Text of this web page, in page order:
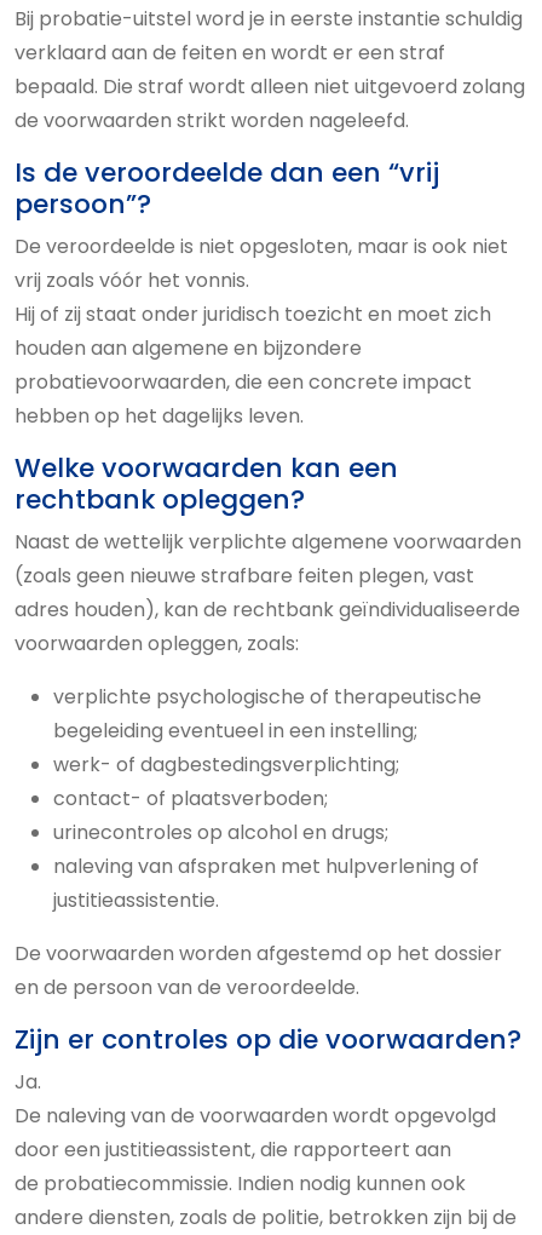
Bij probatie-uitstel word je in eerste instantie schuldig
verklaard aan de feiten en wordt er een straf
bepaald. Die straf wordt alleen niet uitgevoerd zolang
de voorwaarden strikt worden nageleefd.
Is de veroordeelde dan een “vrij
persoon”?
De veroordeelde is niet opgesloten, maar is ook niet
vrij zoals vóór het vonnis.
Hij of zij staat onder juridisch toezicht en moet zich
houden aan algemene en bijzondere
probatievoorwaarden, die een concrete impact
hebben op het dagelijks leven.
Welke voorwaarden kan een
rechtbank opleggen?
Naast de wettelijk verplichte algemene voorwaarden
(zoals geen nieuwe strafbare feiten plegen, vast
adres houden), kan de rechtbank geïndividualiseerde
voorwaarden opleggen, zoals:
verplichte psychologische of therapeutische
begeleiding eventueel in een instelling;
werk- of dagbestedingsverplichting;
contact- of plaatsverboden;
urinecontroles op alcohol en drugs;
naleving van afspraken met hulpverlening of
justitieassistentie.
De voorwaarden worden afgestemd op het dossier
en de persoon van de veroordeelde.
Zijn er controles op die voorwaarden?
Ja.
De naleving van de voorwaarden wordt opgevolgd
door een justitieassistent, die rapporteert aan
de probatiecommissie. Indien nodig kunnen ook
andere diensten, zoals de politie, betrokken zijn bij de